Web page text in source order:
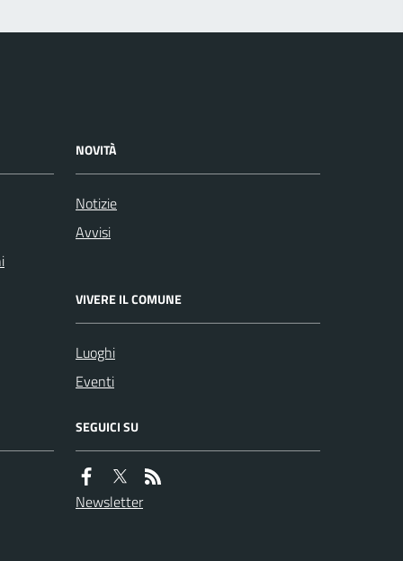
NOVITÀ
Notizie
Avvisi
VIVERE IL COMUNE
Luoghi
Eventi
SEGUICI SU
Newsletter